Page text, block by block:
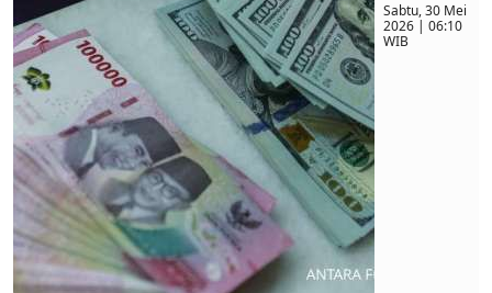
Sabtu, 30 Mei
2026 | 06:10
WIB